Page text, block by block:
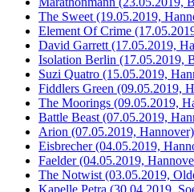
The Sweet (19.05.2019,
Element Of Crime
David Garrett (17.05.2019,
Isolation Berlin (17.05.2019,
Suzi Quatro (15.05.2019,
Fiddlers Green (09.05.2019,
The Moorings (09.05.2019,
Battle Beast (07.05.2019,
Arion (07.05.2019, Hannover)
Eisbrecher (04.05.2019,
Faelder (04.05.2019,
The Notwist (03.05.2019,
Kapelle Petra (30.04.2019,